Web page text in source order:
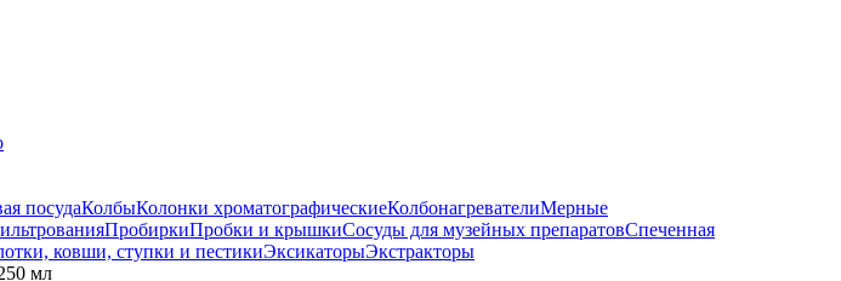
посудаКолбыКолонки хроматографическиеКолбонагревателиМерные
ПробиркиПробки и крышкиСосуды для музейных препаратовСпеченная
ковши, ступки и пестикиЭксикаторыЭкстракторы
мл